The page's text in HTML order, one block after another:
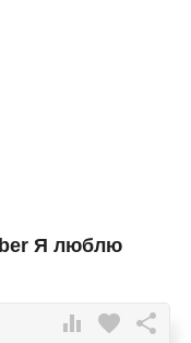
Я люблю
 favorite 